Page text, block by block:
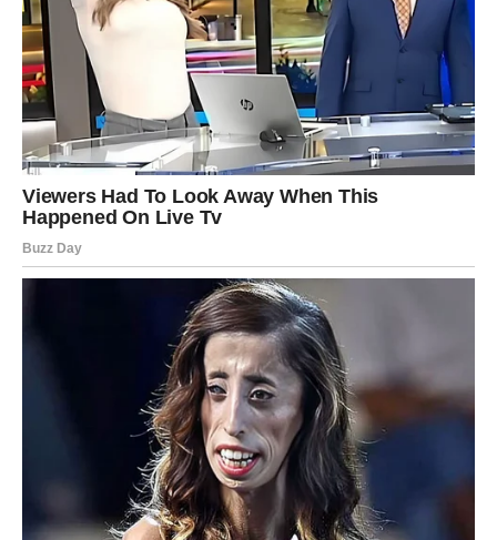
vas potpuno zbuniti
Zvijezde pokazuju mogućnost povratka osobe koju niste
uspjeli potpuno zaboraviti.
Ta osoba još uvijek razmišlja o vama i moguće je da će
pokušati obnoviti kontakt.
Ipak, ovog puta vi ćete mnogo jasnije vidjeti šta želite.
Nećete više pristajati na odnose koji vam donose stres,
nesigurnost i emotivni umor.
Mnogi Lavovi će konačno odlučiti da biraju svoj mir i
sreću umjesto ljudi koji ih stalno vraćaju na stare
Vrijeme je da konačno počnete